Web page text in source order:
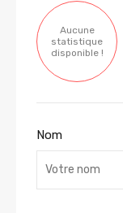
Aucune
statistique
disponible !
Nom